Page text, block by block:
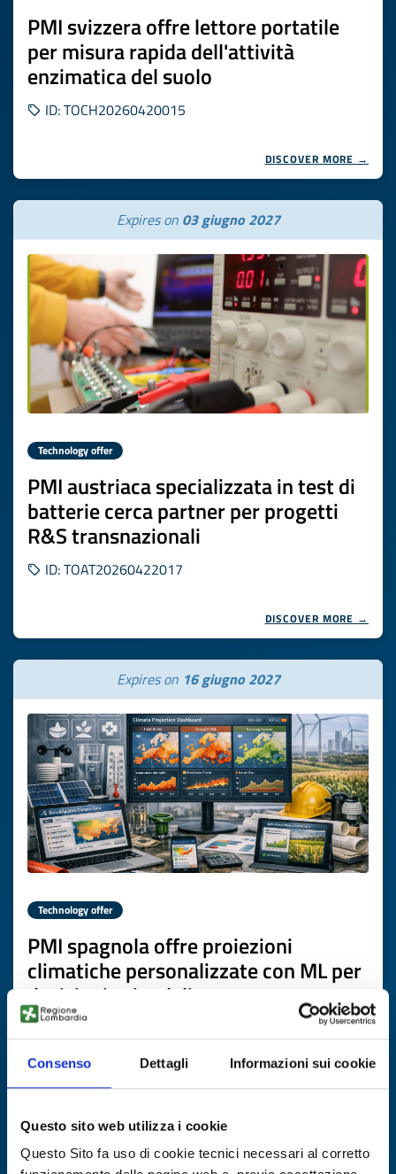
Consenso Dettagli Informazioni sui cookie
Questo sito web utilizza i cookie
Questo Sito fa uso di cookie tecnici necessari al corretto
PMI svizzera offre lettore portatile
per misura rapida dell'attività
enzimatica del suolo
ID: TOCH20260420015
DISCOVER MORE →
Expires on 03 giugno 2027
Technology offer
PMI austriaca specializzata in test di
batterie cerca partner per progetti
R&S transnazionali
ID: TOAT20260422017
DISCOVER MORE →
Expires on 16 giugno 2027
Technology offer
PMI spagnola offre proiezioni
climatiche personalizzate con ML per
decisioni aziendali
ID: TOES20260506013